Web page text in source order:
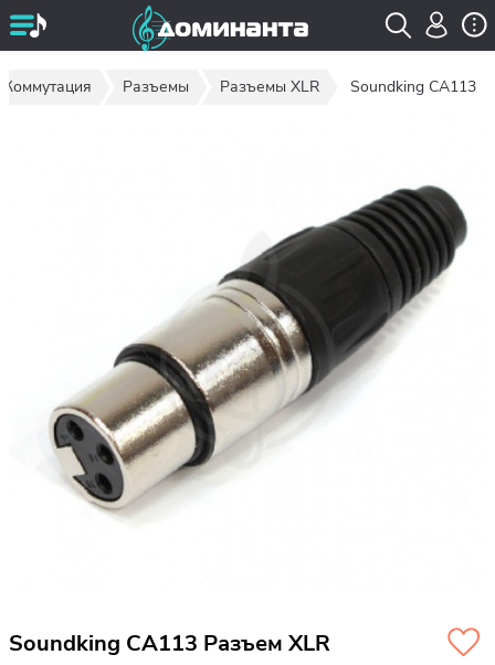
Коммутация Разъемы Разъемы XLR Soundking CA113
Soundking CA113 Разъем XLR